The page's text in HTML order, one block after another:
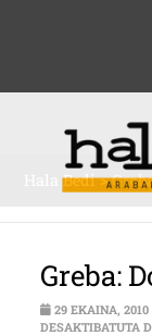
Hala Bedi>
Greba:
29 EKAINA, 2010
DESAKTIBATUTA